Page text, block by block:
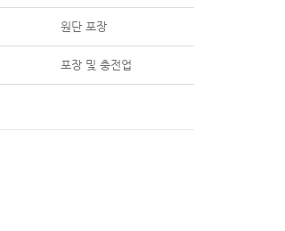
원단 포장
포장 및 충전업